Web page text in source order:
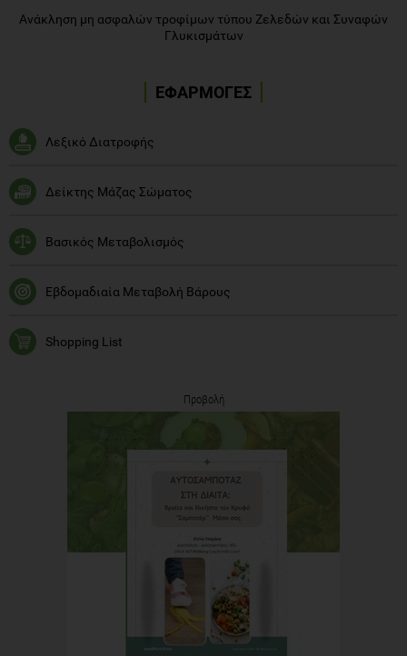
Ανάκληση μη ασφαλών τροφίμων τύπου Ζελεδών και Συναφών
Γλυκισμάτων
ΕΦΑΡΜΟΓΕΣ
Λεξικό Διατροφής
Δείκτης Μάζας Σώματος
Βασικός Μεταβολισμός
Εβδομαδιαία Μεταβολή Βάρους
Shopping List
Προβολή